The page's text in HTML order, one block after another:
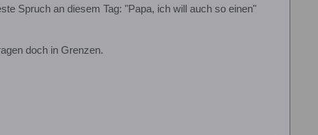
Spruch an diesem Tag: "Papa, ich will auch so einen"
doch in Grenzen.